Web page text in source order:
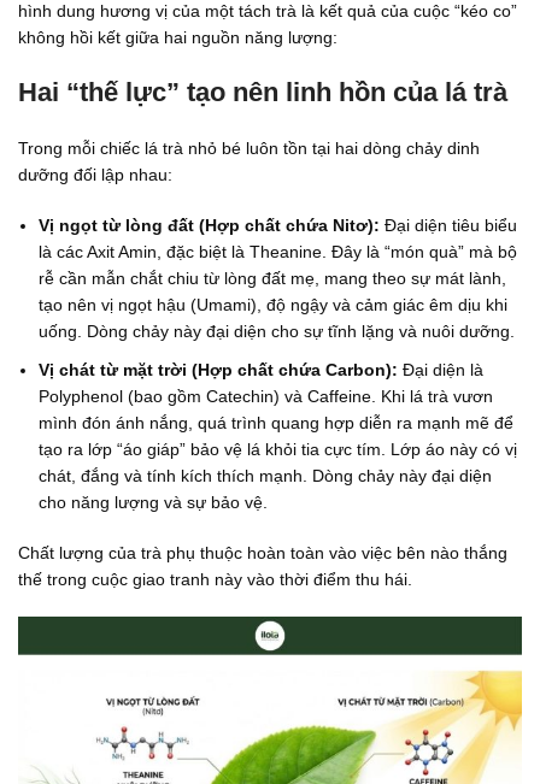
hình dung hương vị của một tách trà là kết quả của cuộc “kéo co”
không hồi kết giữa hai nguồn năng lượng:
Hai “thế lực” tạo nên linh hồn của lá trà
Trong mỗi chiếc lá trà nhỏ bé luôn tồn tại hai dòng chảy dinh
dưỡng đối lập nhau:
Vị ngọt từ lòng đất (Hợp chất chứa Nitơ): Đại diện tiêu biểu
là các Axit Amin, đặc biệt là Theanine. Đây là “món quà” mà bộ
rễ cần mẫn chắt chiu từ lòng đất mẹ, mang theo sự mát lành,
tạo nên vị ngọt hậu (Umami), độ ngậy và cảm giác êm dịu khi
uống. Dòng chảy này đại diện cho sự tĩnh lặng và nuôi dưỡng.
Vị chát từ mặt trời (Hợp chất chứa Carbon): Đại diện là
Polyphenol (bao gồm Catechin) và Caffeine. Khi lá trà vươn
mình đón ánh nắng, quá trình quang hợp diễn ra mạnh mẽ để
tạo ra lớp “áo giáp” bảo vệ lá khỏi tia cực tím. Lớp áo này có vị
chát, đắng và tính kích thích mạnh. Dòng chảy này đại diện
cho năng lượng và sự bảo vệ.
Chất lượng của trà phụ thuộc hoàn toàn vào việc bên nào thắng
thế trong cuộc giao tranh này vào thời điểm thu hái.